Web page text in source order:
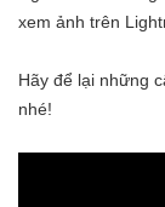
xem ảnh trên
Hãy để lại những
nhé!